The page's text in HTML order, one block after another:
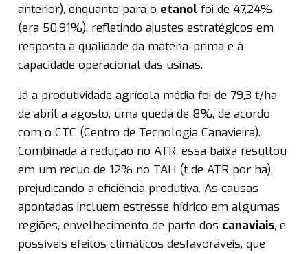
anterior), enquanto para o etanol foi de 47,24%
(era 50,91%), refletindo ajustes estratégicos em
resposta à qualidade da matéria-prima e à
capacidade operacional das usinas.
Já a produtividade agrícola média foi de 79,3 t/ha
de abril a agosto, uma queda de 8%, de acordo
com o CTC (Centro de Tecnologia Canavieira).
Combinada à redução no ATR, essa baixa resultou
em um recuo de 12% no TAH (t de ATR por ha),
prejudicando a eficiência produtiva. As causas
apontadas incluem estresse hídrico em algumas
regiões, envelhecimento de parte dos canaviais, e
possíveis efeitos climáticos desfavoráveis, que